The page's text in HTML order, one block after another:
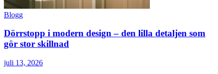
Blogg
Dörrstopp i modern design – den lilla detaljen som
gör stor skillnad
juli 13, 2026